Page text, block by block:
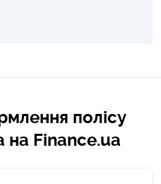
полісу
на Finance.ua